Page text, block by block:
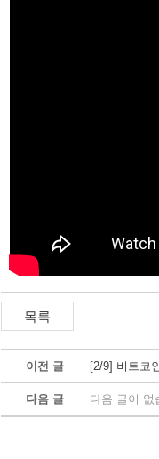
이전 글 [2/9] 비트코
다음 글 다음 글이 없